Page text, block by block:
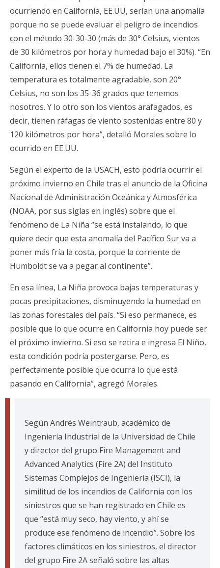
ocurriendo en California, EE.UU, serían una anomalía
porque no se puede evaluar el peligro de incendios
con el método 30-30-30 (más de 30° Celsius, vientos
de 30 kilómetros por hora y humedad bajo el 30%). “En
California, ellos tienen el 7% de humedad. La
temperatura es totalmente agradable, son 20°
Celsius, no son los 35-36 grados que tenemos
nosotros. Y lo otro son los vientos arafagados, es
decir, tienen ráfagas de viento sostenidas entre 80 y
120 kilómetros por hora”, detalló Morales sobre lo
ocurrido en EE.UU.
Según el experto de la USACH, esto podría ocurrir el
próximo invierno en Chile tras el anuncio de la Oficina
Nacional de Administración Oceánica y Atmosférica
(NOAA, por sus siglas en inglés) sobre que el
fenómeno de La Niña “se está instalando, lo que
quiere decir que esta anomalía del Pacífico Sur va a
poner más fría la costa, porque la corriente de
Humboldt se va a pegar al continente”.
En esa línea, La Niña provoca bajas temperaturas y
pocas precipitaciones, disminuyendo la humedad en
las zonas forestales del país. “Si eso permanece, es
posible que lo que ocurre en California hoy puede ser
el próximo invierno. Si eso se retira e ingresa El Niño,
esta condición podría postergarse. Pero, es
perfectamente posible que ocurra lo que está
pasando en California”, agregó Morales.
Según Andrés Weintraub, académico de
Ingeniería Industrial de la Universidad de Chile
y director del grupo Fire Management and
Advanced Analytics (Fire 2A) del Instituto
Sistemas Complejos de Ingeniería (ISCI), la
similitud de los incendios de California con los
siniestros que se han registrado en Chile es
que “está muy seco, hay viento, y ahí se
produce ese fenómeno de incendio”. Sobre los
factores climáticos en los siniestros, el director
del grupo Fire 2A señaló sobre las altas